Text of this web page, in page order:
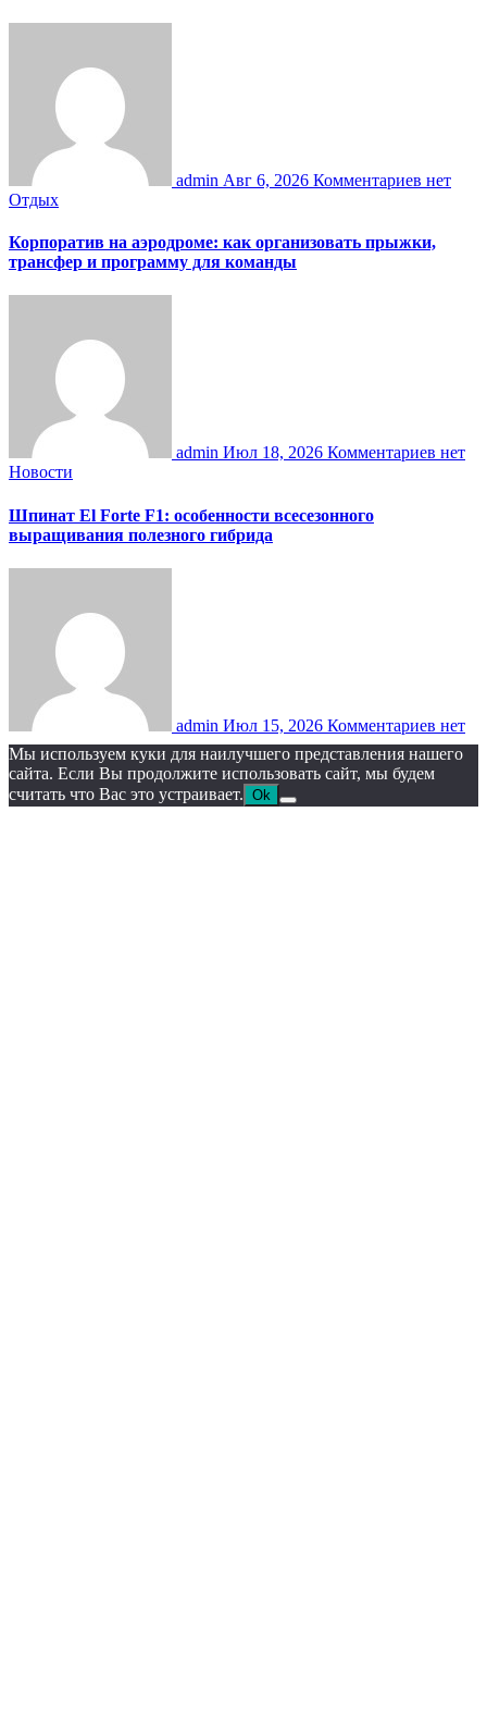
admin Авг 6, 2026 Комментариев нет
Отдых
Корпоратив на аэродроме: как организовать прыжки,
трансфер и программу для команды
admin Июл 18, 2026 Комментариев нет
Новости
Шпинат El Forte F1: особенности всесезонного
выращивания полезного гибрида
admin Июл 15, 2026 Комментариев нет
Мы используем куки для наилучшего представления нашего
сайта. Если Вы продолжите использовать сайт, мы будем
считать что Вас это устраивает. Ok